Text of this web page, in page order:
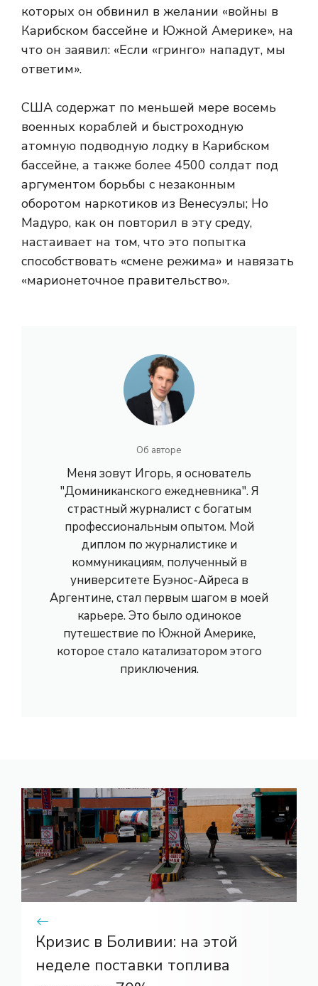
которых он обвинил в желании «войны в
Карибском бассейне и Южной Америке», на
что он заявил: «Если «гринго» нападут, мы
ответим».
США содержат по меньшей мере восемь
военных кораблей и быстроходную
атомную подводную лодку в Карибском
бассейне, а также более 4500 солдат под
аргументом борьбы с незаконным
оборотом наркотиков из Венесуэлы; Но
Мадуро, как он повторил в эту среду,
настаивает на том, что это попытка
способствовать «смене режима» и навязать
«марионеточное правительство».
Об авторе
Меня зовут Игорь, я основатель
"Доминиканского ежедневника". Я
страстный журналист с богатым
профессиональным опытом. Мой
диплом по журналистике и
коммуникациям, полученный в
университете Буэнос-Айреса в
Аргентине, стал первым шагом в моей
карьере. Это было одинокое
путешествие по Южной Америке,
которое стало катализатором этого
приключения.
Кризис в Боливии: на этой
неделе поставки топлива